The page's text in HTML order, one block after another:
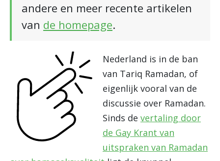
andere en meer recente artikelen
van de homepage.
Nederland is in de ban
van Tariq Ramadan, of
eigenlijk vooral van de
discussie over Ramadan.
Sinds de vertaling door
de Gay Krant van
uitspraken van Ramadan